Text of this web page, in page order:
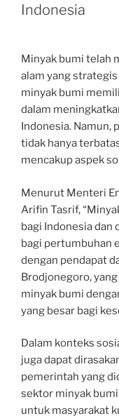
Indonesia
Minyak bumi telah
alam yang
minyak bumi
dalam
Indonesia. Namun,
tidak hanya
mencakup aspek
Menurut Menteri
Arifin Tasrif,
bagi Indonesia dan
bagi pertumbuhan
dengan pendapat
Brodjonegoro,
minyak bumi
yang besar bagi
Dalam konteks
juga dapat
pemerintah yang
sektor minyak
untuk masyarakat